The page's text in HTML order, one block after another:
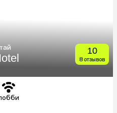
10
8 отзывов